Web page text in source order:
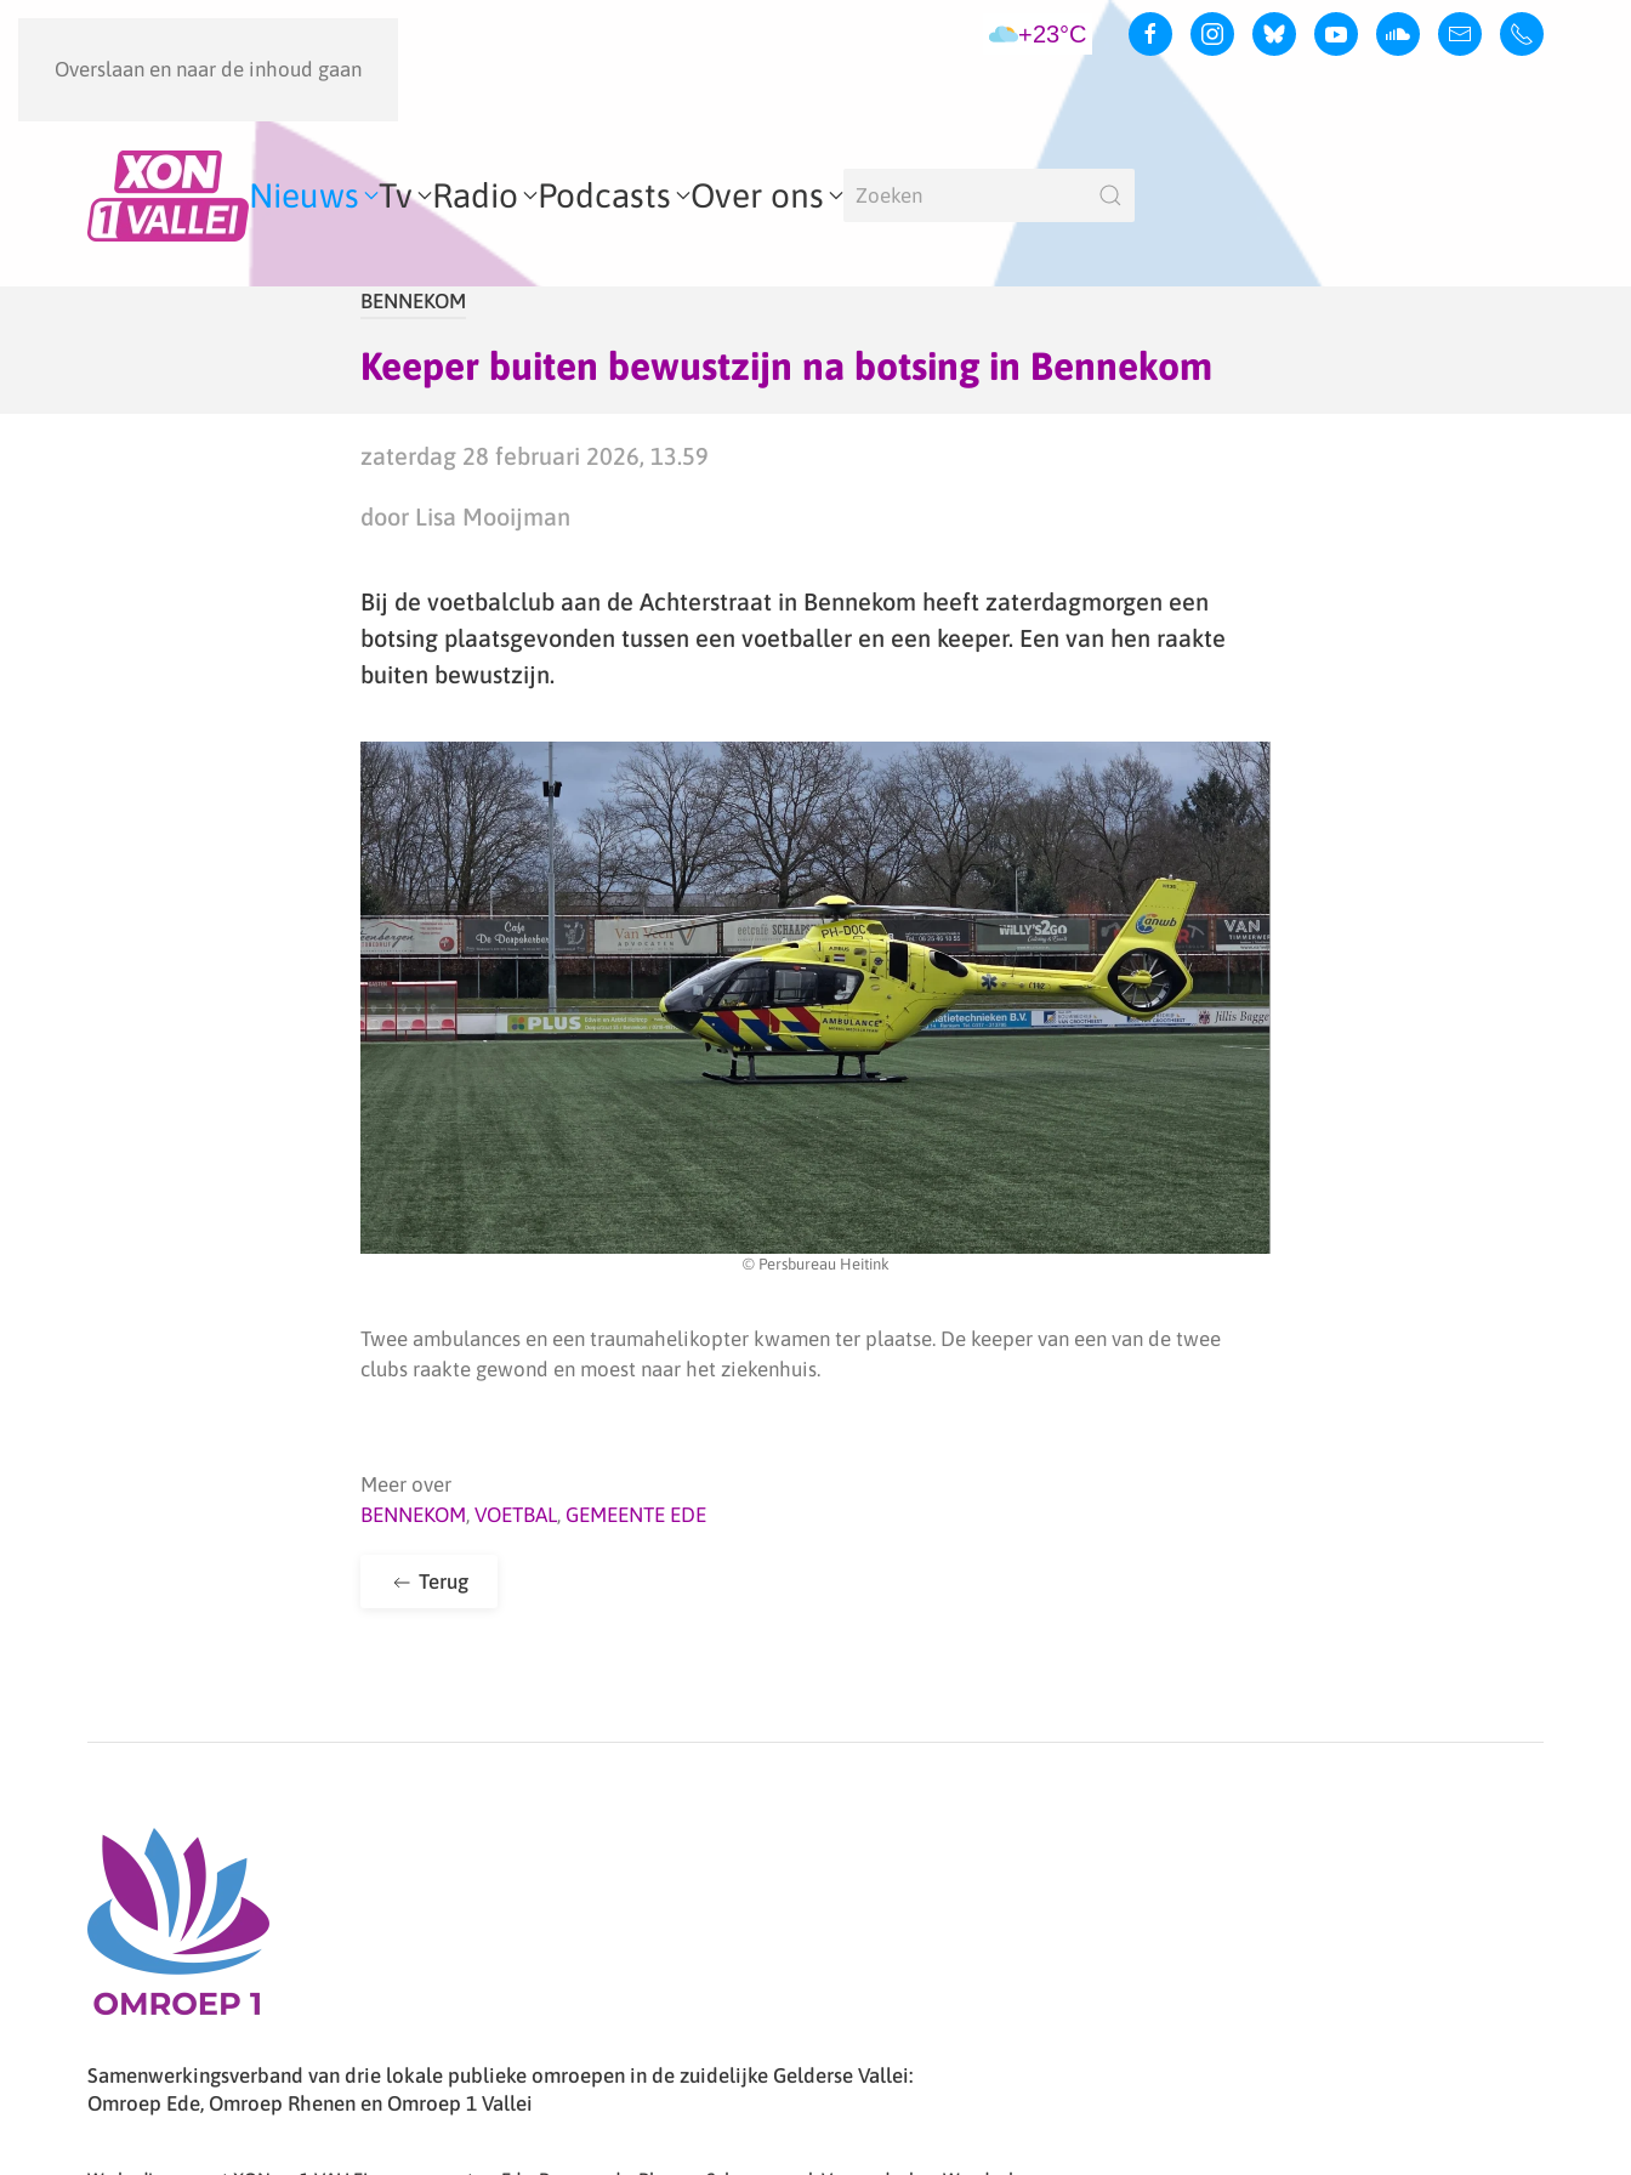
Overslaan en naar de inhoud gaan
+23°C
Nieuws Tv Radio Podcasts Over ons
BENNEKOM
Keeper buiten bewustzijn na botsing in Bennekom
zaterdag 28 februari 2026, 13.59
door Lisa Mooijman
Bij de voetbalclub aan de Achterstraat in Bennekom heeft zaterdagmorgen een
botsing plaatsgevonden tussen een voetballer en een keeper. Een van hen raakte
buiten bewustzijn.
© Persbureau Heitink
Twee ambulances en een traumahelikopter kwamen ter plaatse. De keeper van een van de twee
clubs raakte gewond en moest naar het ziekenhuis.
Meer over
BENNEKOM, VOETBAL, GEMEENTE EDE
Terug
Samenwerkingsverband van drie lokale publieke omroepen in de zuidelijke Gelderse Vallei:
Omroep Ede, Omroep Rhenen en Omroep 1 Vallei